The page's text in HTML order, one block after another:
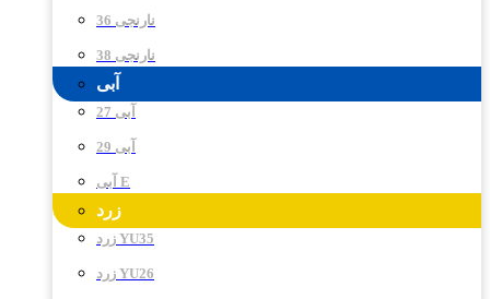
نارنجی 36
نارنجی 38
آبی
آبی 27
آبی 29
آبی E
زرد
زرد YU35
زرد YU26